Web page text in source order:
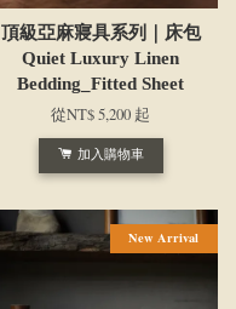
頂級亞麻寢具系列｜床包
Quiet Luxury Linen
Bedding_Fitted Sheet
從NT$ 5,200 起
加入購物車
New Arrival